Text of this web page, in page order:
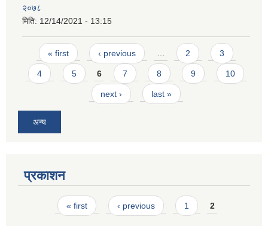
२०७८
मिति: 12/14/2021 - 13:15
Pages
« first ‹ previous … 2 3
4 5 6 7 8 9 10
next › last »
अन्य
प्रकाशन
Pages« first ‹ previous 1 2